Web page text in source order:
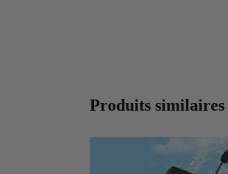
Produits similaires